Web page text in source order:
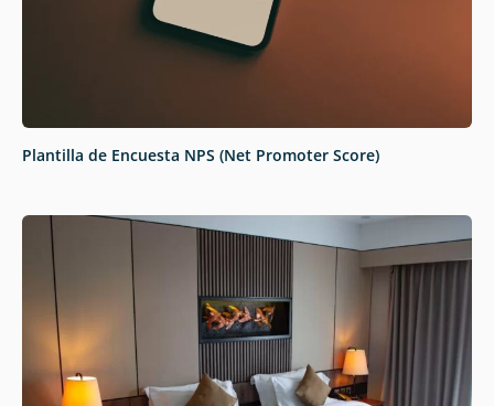
Plantilla de Encuesta NPS (Net Promoter Score)